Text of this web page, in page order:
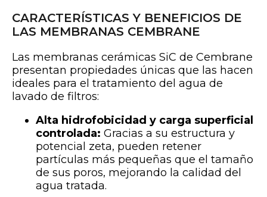
CARACTERÍSTICAS Y BENEFICIOS DE
LAS MEMBRANAS CEMBRANE
Las membranas cerámicas SiC de Cembrane
presentan propiedades únicas que las hacen
ideales para el tratamiento del agua de
lavado de filtros:
Alta hidrofobicidad y carga superficial
controlada: Gracias a su estructura y
potencial zeta, pueden retener
partículas más pequeñas que el tamaño
de sus poros, mejorando la calidad del
agua tratada.